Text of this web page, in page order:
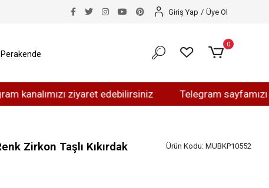
ziyaret edebilirsiniz Telegram sayfamızı
Giriş Yap / Üye Ol
Perakende
0
Zirkon Taşlı Kıkırdak
Ürün Kodu: MUBKP10552